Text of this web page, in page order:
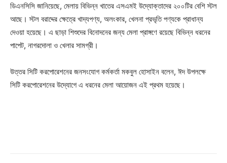
ডিএনসিসি জানিয়েছে, মেলায় বিভিন্ন খাতের এসএমই উদ্যোক্তাদের ২০০টির বেশি স্টল
আছে। স্টল বরাদ্দের ক্ষেত্রে খাদ্যপণ্য, অলংকার, খেলনা প্রভৃতি পণ্যকে প্রাধান্য
দেওয়া হয়েছে। এ ছাড়া শিশুদের বিনোদনের জন্য মেলা প্রাঙ্গণে রয়েছে বিভিন্ন ধরনের
পাপেট, নাগরদোলা ও খেলার সামগ্রী।
উত্তর সিটি করপোরেশনের জনসংযোগ কর্মকর্তা মকবুল হোসাইন বলেন, ঈদ উপলক্ষে
সিটি করপোরেশনের উদ্যোগে এ ধরনের মেলা আয়োজন এই প্রথম হয়েছে।